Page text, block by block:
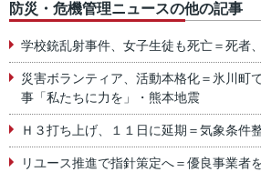
防災・危機管理ニュースの他の記事
学校銃乱射事件、女子生徒も死亡＝死者
災害ボランティア、活動本格化＝氷川町
事「私たちに力を」・熊本地震
Ｈ３打ち上げ、１１日に延期＝気象条件
リユース推進で指針策定へ＝優良事業者